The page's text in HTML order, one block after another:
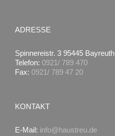
ADRESSE
Spinnereistr. 3 95445 Bayreuth
Telefon: 0921/ 789 470
Fax: 0921/ 789 47 20
KONTAKT
E-Mail: info@haustreu.de